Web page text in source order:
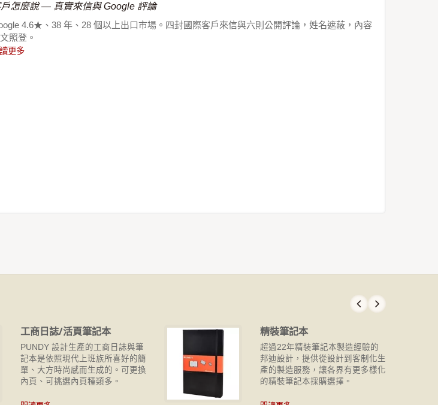
怎麼說 — 真實來信與 Google 評論
4.6★、38 年、28 個以上出口市場。四封國際客戶來信與六則公開評論，姓名遮蔽，內容
照登。
更多
工商日誌/活頁筆記本
PUNDY 設計生產的工商日誌與筆
記本是依照現代上班族所喜好的簡
單、大方時尚感而生成的。可更換
內頁、可挑選內頁種類多。
精裝筆記本
超過22年精裝筆記本製造經驗的
邦迪設計，提供從設計到客制化生
產的製造服務，讓各界有更多樣化
的精裝筆記本採購選擇。